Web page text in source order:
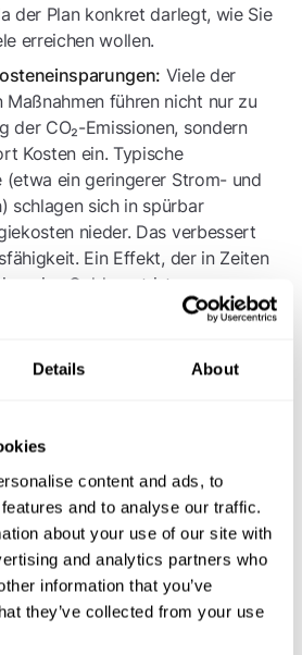
Details About
content and ads, to
and to analyse our traffic.
about your use of our site with
and analytics partners who
information that you’ve
they’ve collected from your use
der Plan konkret darlegt, wie Sie
erreichen wollen.
Viele der
führen nicht nur zu
der CO₂-Emissionen, sondern
Kosten ein. Typische
(etwa ein geringerer Strom- und
schlagen sich in spürbar
nieder. Das verbessert
Ein Effekt, der in Zeiten
Gold wert ist.
und Zukunftssicherheit:Mit dem
für Schritt. Sie reduzieren
fossilen Energieträgern und
Anforderungen zuvorzukommen
langfristig zu sichern.
vom abstrakten Fernziel zu
mit Meilensteinen.
Abwärme-Check inklusive:Ein oft
ist, dass im Rahmen des Plans
Fördermöglichkeiten
werden, sei es Bundes- oder